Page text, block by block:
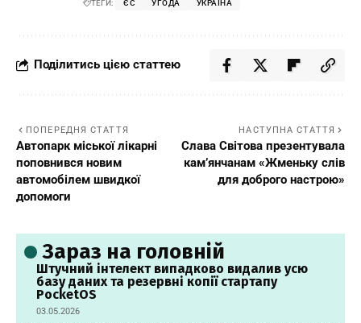
ТЕГИ: ЄС УГОДА УКРАЇНА
Поділитись цією статтею
ПОПЕРЕДНЯ СТАТТЯ
Автопарк міської лікарні
поповнився новим
автомобілем швидкої
допомоги
НАСТУПНА СТАТТЯ
Слава Світова презентувала
кам’янчанам «Жменьку слів
для доброго настрою»
Зараз на головній
Штучний інтелект випадково видалив усю
базу даних та резервні копії стартапу
PocketOS
03.05.2026